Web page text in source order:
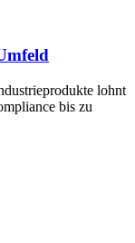
lohnt
bis zu